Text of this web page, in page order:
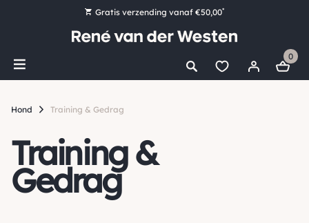
Gratis verzending vanaf €50,00*
Bestel nu, betaal later met Klarna
Ruim 16.000 artikelen op voorraad
Ruim 44 jaar kennis en ervaring
0
Hond Training & Gedrag
Training &
Gedrag